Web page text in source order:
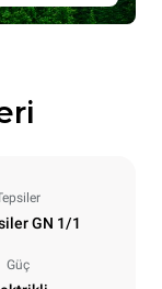
GN 1/1
Güç